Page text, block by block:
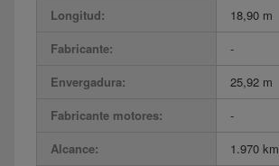
Longitud:
18,90 m
Fabricante:
-
Envergadura:
25,92 m
Fabricante motores:
-
Alcance:
1.970 km